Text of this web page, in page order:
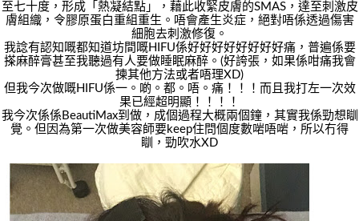
至七十度，形成「熱凝結點」，藉此收緊皮膚的SMAS，達至刺激皮
膚組織，令膠原蛋白重組重生。唔會產生炎症，絕對唔係透過傷害
細胞去刺激修復。
我諗有認知嘅都知道坊間嘅HIFU係好好好好好好好好痛，普遍係要
搽麻醉膏甚至我聽過有人要做睡眠麻醉。(好誇張，如果係咁痛我會
揀其他方法或者唔理XD)
但我今次做嘅HIFU係一。啲。都。唔。痛！！！而且我打左一次效
果已經超明顯！！！！
我今次係係BeautiMax到做，成個過程大概兩個鐘，其實我係勁想瞓
覺。但因為第一次做美容師要keep住問個度數啱唔啱，所以冇得
瞓，勁吹水XD